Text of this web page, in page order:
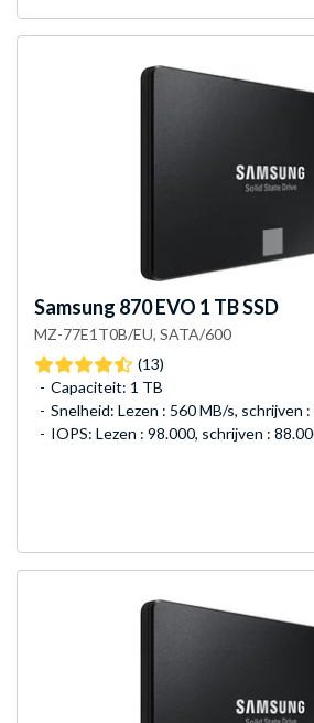
Samsung 870 EVO 1 TB SSD
MZ-77E1T0B/EU, SATA/600
(13)
Capaciteit: 1 TB
Snelheid: Lezen : 560 MB/s, schrijven
IOPS: Lezen : 98.000, schrijven :